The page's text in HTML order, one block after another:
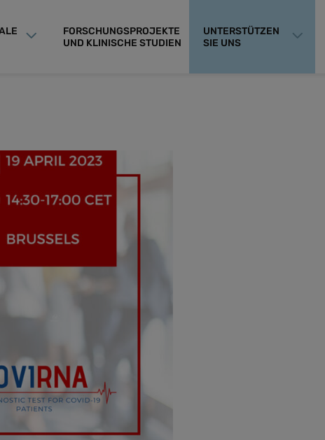
FORSCHUNGSPROJEKTE
UND KLINISCHE STUDIEN
UNTERSTÜTZEN
SIE UNS